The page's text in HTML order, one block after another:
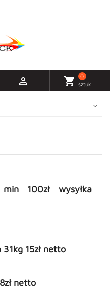
 shopping_cart
0
sztuk
100zł wysyłka
31kg 15zł netto
netto